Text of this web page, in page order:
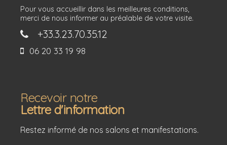
Pour vous accueillir dans les meilleures conditions,
merci de nous informer au préalable de votre visite.
+33.3.23.70.35.12
06 20 33 19 98
Recevoir notre
Lettre d'information
Restez informé de nos salons et manifestations.